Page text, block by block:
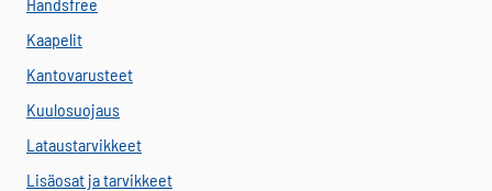
Kaapelit
Kantovarusteet
Kuulosuojaus
Lataustarvikkeet
Lisäosat ja tarvikkeet